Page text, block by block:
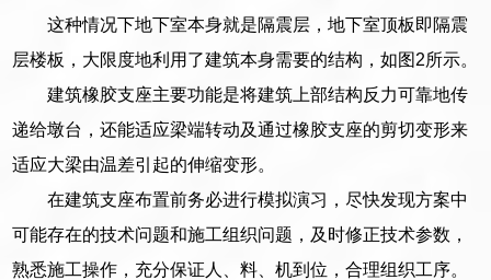
这种情况下地下室本身就是隔震层，地下室顶板即隔震
层楼板，大限度地利用了建筑本身需要的结构，如图2所示。
建筑橡胶支座主要功能是将建筑上部结构反力可靠地传
递给墩台，还能适应梁端转动及通过橡胶支座的剪切变形来
适应大梁由温差引起的伸缩变形。
在建筑支座布置前务必进行模拟演习，尽快发现方案中
可能存在的技术问题和施工组织问题，及时修正技术参数，
熟悉施工操作，充分保证人、料、机到位，合理组织工序。